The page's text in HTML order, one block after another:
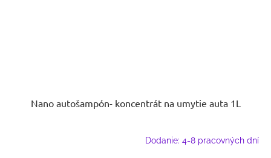
Nano autošampón- koncentrát na umytie auta 1L
Dodanie: 4-8 pracovných dní